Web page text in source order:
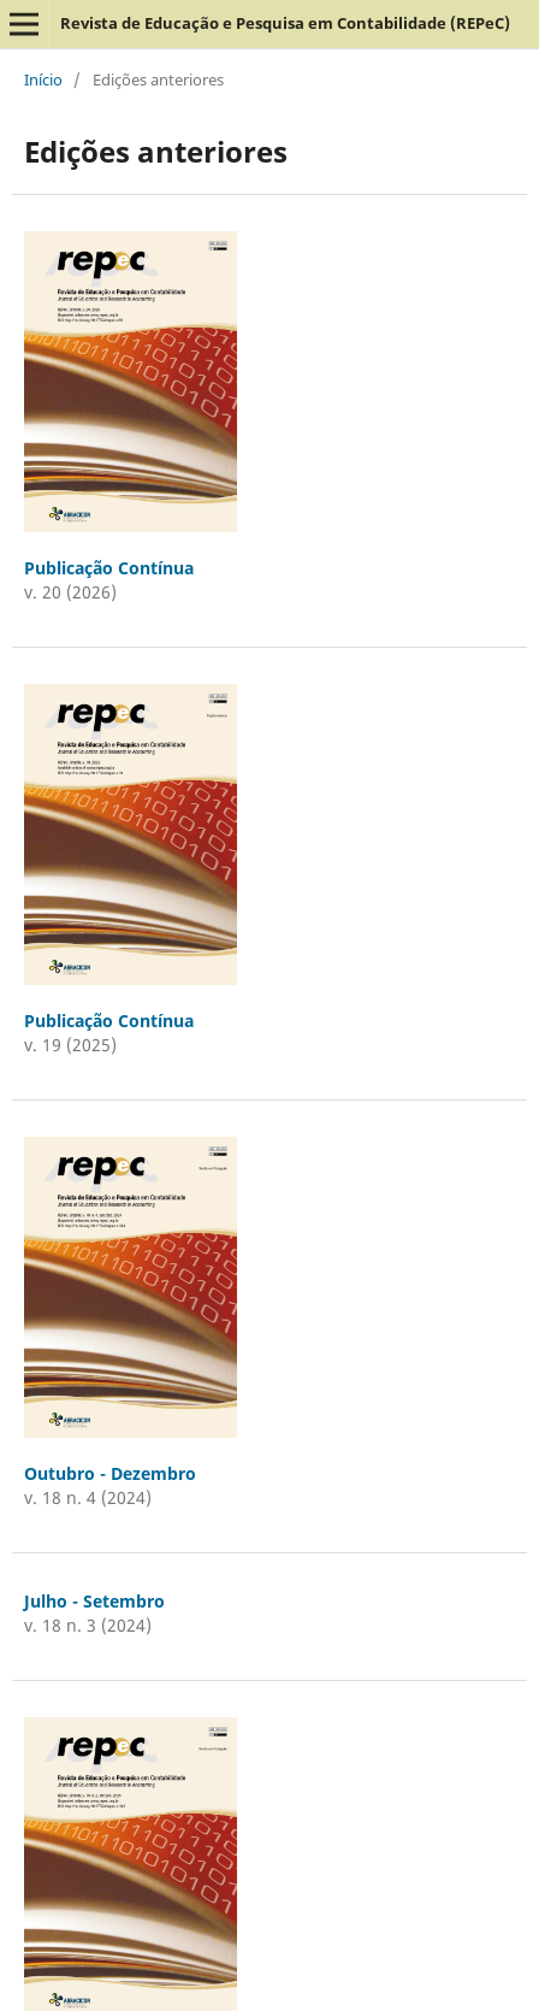
Revista de Educação e Pesquisa em Contabilidade (REPeC)
Início / Edições anteriores
Edições anteriores
Publicação Contínua
v. 20 (2026)
Publicação Contínua
v. 19 (2025)
Outubro - Dezembro
v. 18 n. 4 (2024)
Julho - Setembro
v. 18 n. 3 (2024)